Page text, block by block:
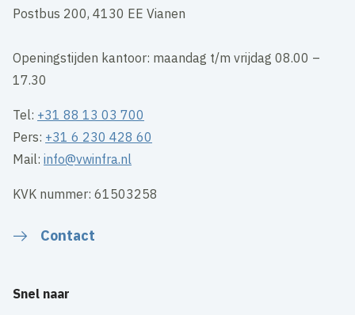
Postbus 200, 4130 EE Vianen
Openingstijden kantoor: maandag t/m vrijdag 08.00 –
17.30
Tel: +31 88 13 03 700
Pers: +31 6 230 428 60
Mail:info@vwinfra.nl
KVK nummer: 61503258
Contact
Snel naar